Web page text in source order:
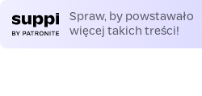
Spraw, by powstawało
więcej takich treści!